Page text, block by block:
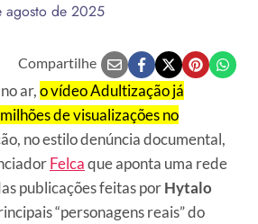
agosto de 2025
Compartilhe
ar,o vídeo Adultização já
de visualizações no
no estilo denúncia documental,
Felcaque aponta uma rede
publicações feitas porHytalo
“personagens reais” do